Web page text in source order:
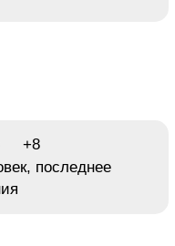
+8
последнее